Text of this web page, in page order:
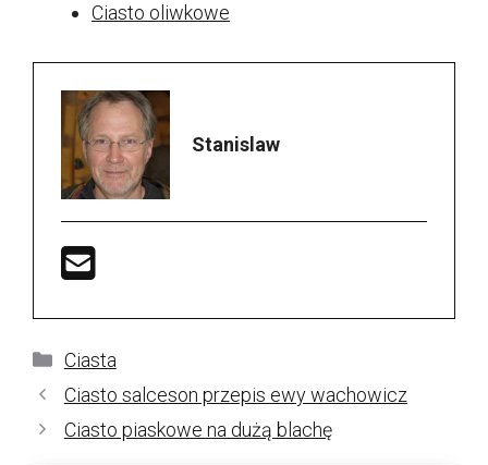
Ciasto oliwkowe
Stanislaw
Kategorie
Ciasta
Ciasto salceson przepis ewy wachowicz
Ciasto piaskowe na dużą blachę